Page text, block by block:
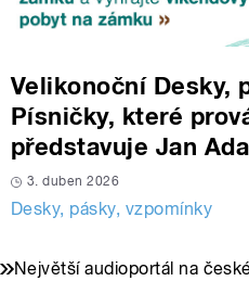
Velikonoční Desky,
Písničky, které
představuje Jan
3. duben 2026
Desky, pásky, vzpomínky
Největší audioportál na